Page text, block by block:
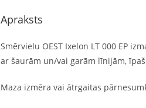
Apraksts
Smērvielu OEST Ixelon LT 000 EP
ar šaurām un/vai garām līnijām,
Maza izmēra vai ātrgaitas